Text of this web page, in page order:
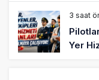
3 saat
Yer